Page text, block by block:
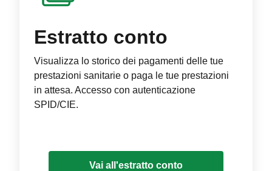
Estratto conto
Visualizza lo storico dei pagamenti delle tue
prestazioni sanitarie o paga le tue prestazioni
in attesa. Accesso con autenticazione
SPID/CIE.
Vai all'estratto conto